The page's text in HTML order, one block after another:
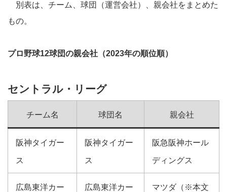
別表は、チーム、球団（運営会社）、親会社をまとめた
もの。
プロ野球12球団の親会社（2023年の順位順）
セントラル・リーグ
チーム名 球団名 親会社
阪神タイガー
ス
阪神タイガー
ス
阪急阪神ホール
ディングス
広島東洋カー 広島東洋カー マツダ（※本文